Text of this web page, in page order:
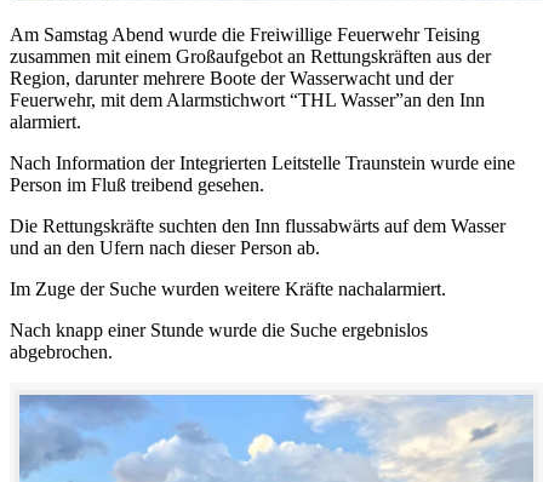
Am Samstag Abend wurde die Freiwillige Feuerwehr Teising
zusammen mit einem Großaufgebot an Rettungskräften aus der
Region, darunter mehrere Boote der Wasserwacht und der
Feuerwehr, mit dem Alarmstichwort “THL Wasser”an den Inn
alarmiert.
Nach Information der Integrierten Leitstelle Traunstein wurde eine
Person im Fluß treibend gesehen.
Die Rettungskräfte suchten den Inn flussabwärts auf dem Wasser
und an den Ufern nach dieser Person ab.
Im Zuge der Suche wurden weitere Kräfte nachalarmiert.
Nach knapp einer Stunde wurde die Suche ergebnislos
abgebrochen.